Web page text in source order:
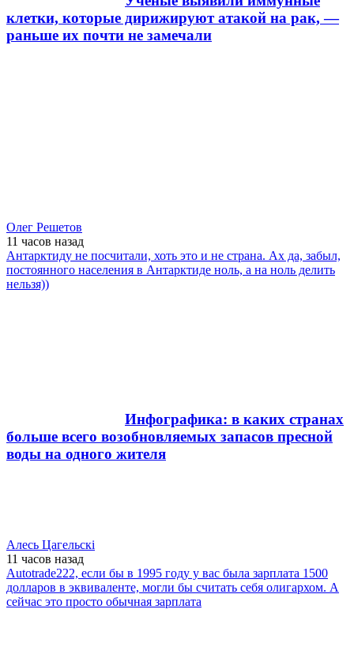
клетки, которые дирижируют атакой на рак, —
раньше их почти не замечали
Олег Решетов
11 часов назад
Антарктиду не посчитали, хоть это и не страна. Ах да, забыл,
постоянного населения в Антарктиде ноль, а на ноль делить
нельзя))
Инфографика: в каких странах
больше всего возобновляемых запасов пресной
воды на одного жителя
Алесь Цагельскi
11 часов назад
Autotrade222, если бы в 1995 году у вас была зарплата 1500
долларов в эквиваленте, могли бы считать себя олигархом. А
сейчас это просто обычная зарплата